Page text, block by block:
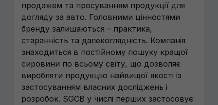
продажем та просуванням продукції для
догляду за авто. Головними цінностями
бренду залишаються – практика,
старанність та далекоглядність. Компанія
знаходиться в постійному пошуку кращої
сировини по всьому світу, що дозволяє
виробляти продукцію найвищої якості із
застосуванням власних досліджень і
розробок. SGCB у числі перших застосовує